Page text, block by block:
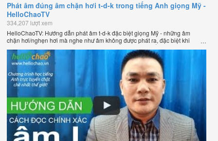
Phát âm đúng âm chặn hơi t-d-k trong tiếng Anh giọng Mỹ -
HelloChaoTV
334,207 lượt xem
HelloChaoTV: Hướng dẫn phát âm t-d-k đặc biệt giọng Mỹ - những âm
chặn hơi/nghẹn hơi mà nghe như âm không được phát ra, đặc biệt khi
chúng nằm ở cuối từ. Hướng dẫn của thầy Phạm Việt Thắng, đồng sáng
lập HelloChao.vn - Chương trình dạy tiếng Anh trực tuyến chặt chẽ nhất
thế giới.